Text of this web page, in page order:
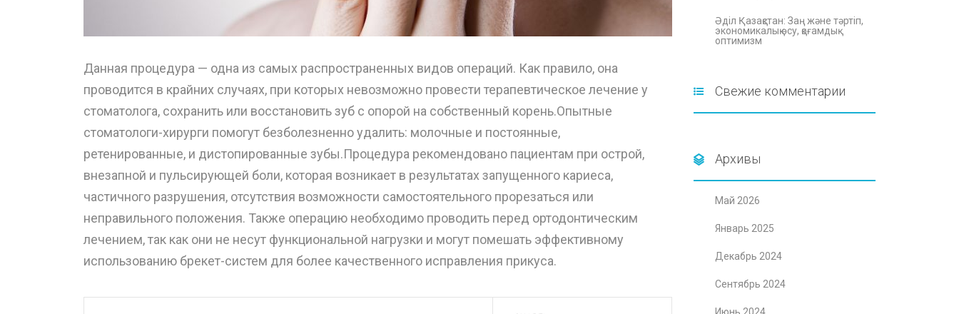
Данная процедура — одна из самых распространенных видов операций. Как правило, она
проводится в крайних случаях, при которых невозможно провести терапевтическое лечение у
стоматолога, сохранить или восстановить зуб с опорой на собственный корень.Опытные
стоматологи-хирурги помогут безболезненно удалить: молочные и постоянные,
ретенированные, и дистопированные зубы.Процедура рекомендовано пациентам при острой,
внезапной и пульсирующей боли, которая возникает в результатах запущенного кариеса,
частичного разрушения, отсутствия возможности самостоятельного прорезаться или
неправильного положения. Также операцию необходимо проводить перед ортодонтическим
лечением, так как они не несут функциональной нагрузки и могут помешать эффективному
использованию брекет-систем для более качественного исправления прикуса.
Әділ Қазақстан: Заң және тәртіп,
экономикалық өсу, қоғамдық
оптимизм
Свежие комментарии
Архивы
Май 2026
Январь 2025
Декабрь 2024
Сентябрь 2024